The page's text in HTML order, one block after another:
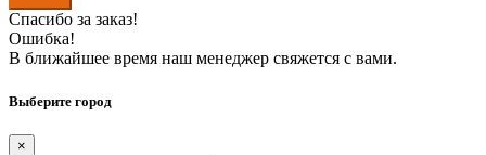
Спасибо за заказ!
Ошибка!
В ближайшее время наш менеджер свяжется с вами.
Выберите город
×